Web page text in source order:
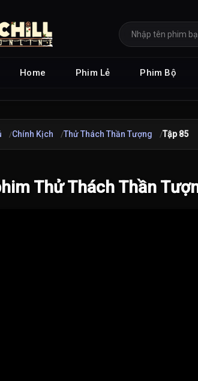
Home Phim Lẻ Phim Bộ
Chính Kịch Thử Thách Thần Tượng Tập 85
Thử Thách Thần